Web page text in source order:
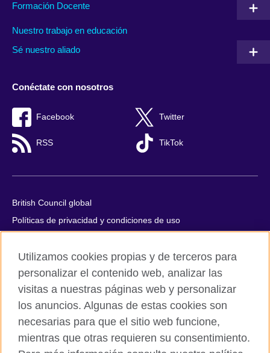
Formación Docente
Nuestro trabajo en educación
Sé nuestro aliado
Conéctate con nosotros
Facebook Twitter
RSS TikTok
British Council global
Políticas de privacidad y condiciones de uso
Cookies
Quejas y comentarios
Mapa del sitio
© 2026 British Council
All cultural activities in Mexico are carried out by British Council
Asociados A.C., a not-for-profit entity established to undertake
Utilizamos cookies propias y de terceros para
personalizar el contenido web, analizar las
visitas a nuestras páginas web y personalizar
los anuncios. Algunas de estas cookies son
necesarias para que el sitio web funcione,
mientras que otras requieren su consentimiento.